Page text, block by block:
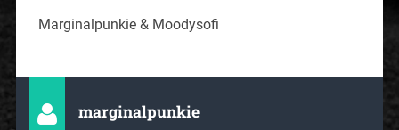
Marginalpunkie & Moodysofi
marginalpunkie